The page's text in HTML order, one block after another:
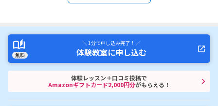
無料
＼ 1分で申し込み完了！ ／
体験教室に申し込む
体験レッスン＋口コミ投稿で
Amazonギフトカード2,000円分がもらえる！